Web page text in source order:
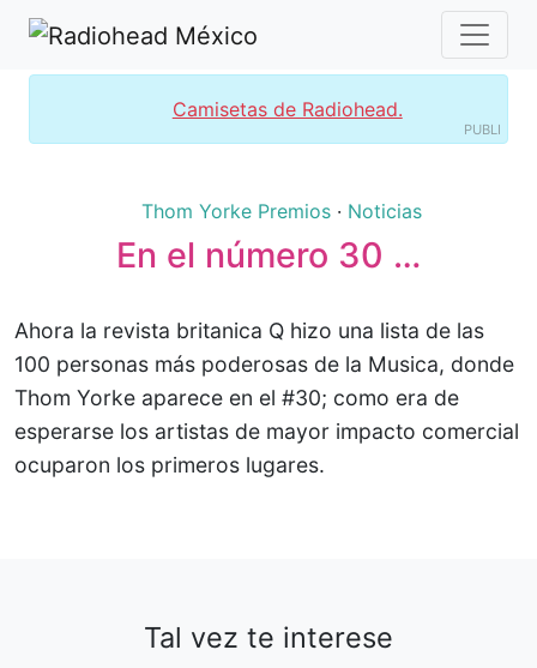
Camisetas de Radiohead.
PUBLI
Thom Yorke Premios· Noticias
En el número 30 …
Ahora la revista britanica Q hizo una lista de las
100 personas más poderosas de la Musica, donde
Thom Yorke aparece en el #30; como era de
esperarse los artistas de mayor impacto comercial
ocuparon los primeros lugares.
Tal vez te interese